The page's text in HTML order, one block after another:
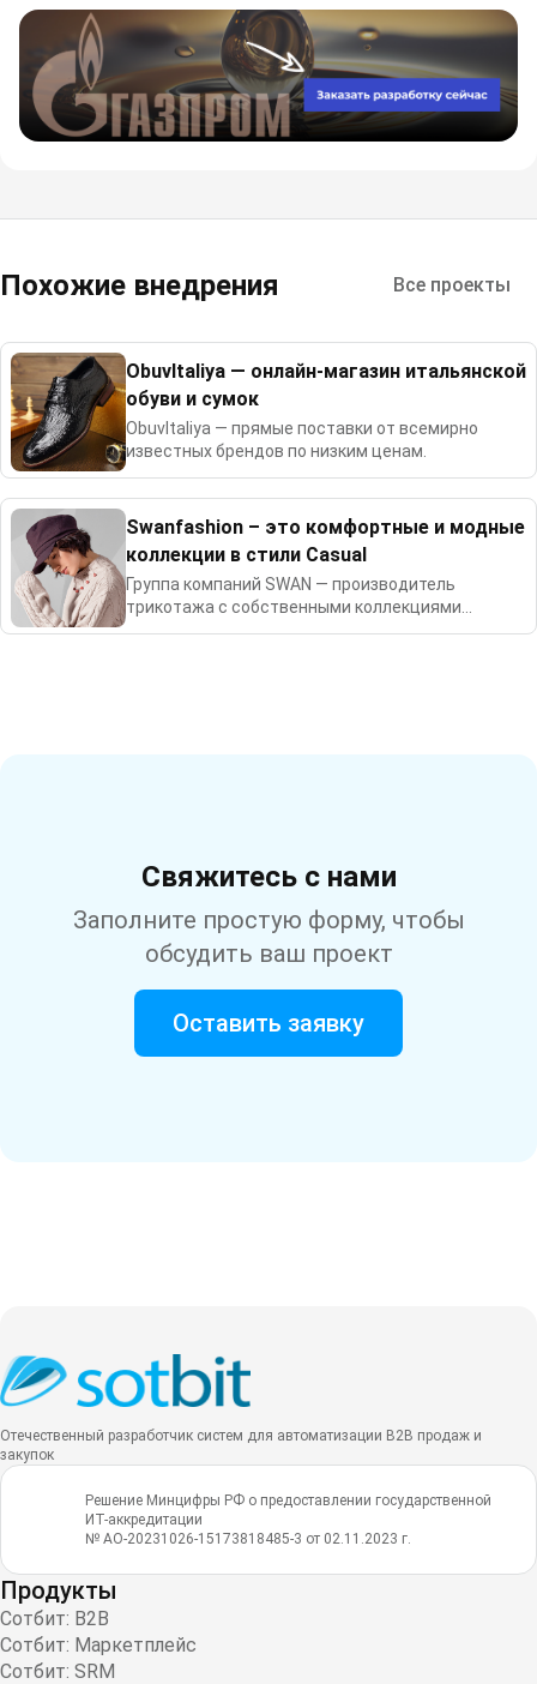
Похожие внедрения Все проекты
ObuvItaliya — онлайн-магазин итальянской
обуви и сумок
ObuvItaliya — прямые поставки от всемирно
известных брендов по низким ценам.
Swanfashion – это комфортные и модные
коллекции в стили Casual
Группа компаний SWAN — производитель
трикотажа с собственными коллекциями
одежды
Свяжитесь с нами
Заполните простую форму, чтобы
обсудить ваш проект
Оставить заявку
Отечественный разработчик систем для автоматизации B2B продаж и
закупок
Решение Минцифры РФ о предоставлении государственной
ИТ-аккредитации
№ АО-20231026-15173818485-3 от 02.11.2023 г.
Продукты
Сотбит: B2B
Сотбит: Маркетплейс
Сотбит: SRM